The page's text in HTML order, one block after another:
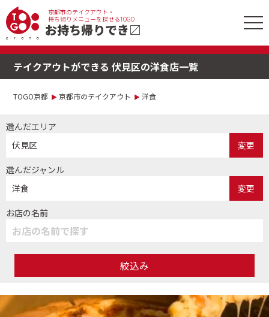
京都市のテイクアウト・
持ち帰りメニューを探せるTOGO
お持ち帰りでき〼
テイクアウトができる 伏見区の洋食店一覧
TOGO京都 京都市のテイクアウト 洋食
選んだエリア
伏見区
変更
選んだジャンル
洋食
変更
お店の名前
絞込み